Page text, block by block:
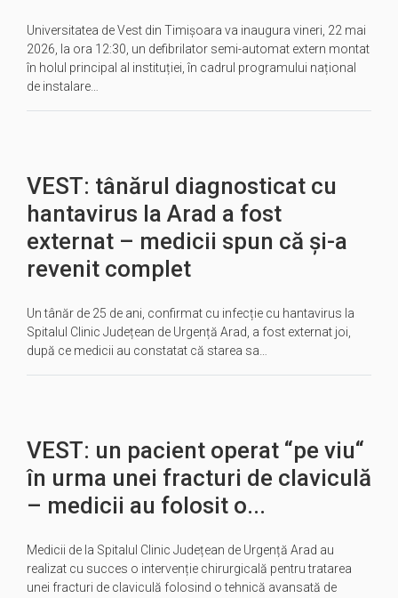
Universitatea de Vest din Timișoara va inaugura vineri, 22 mai
2026, la ora 12:30, un defibrilator semi-automat extern montat
în holul principal al instituției, în cadrul programului național
de instalare…
VEST: tânărul diagnosticat cu
hantavirus la Arad a fost
externat – medicii spun că și-a
revenit complet
Un tânăr de 25 de ani, confirmat cu infecție cu hantavirus la
Spitalul Clinic Județean de Urgență Arad, a fost externat joi,
după ce medicii au constatat că starea sa…
VEST: un pacient operat “pe viu“
în urma unei fracturi de claviculă
– medicii au folosit o...
Medicii de la Spitalul Clinic Județean de Urgență Arad au
realizat cu succes o intervenție chirurgicală pentru tratarea
unei fracturi de claviculă folosind o tehnică avansată de